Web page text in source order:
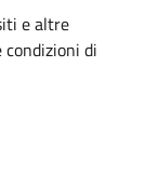
e altre
di